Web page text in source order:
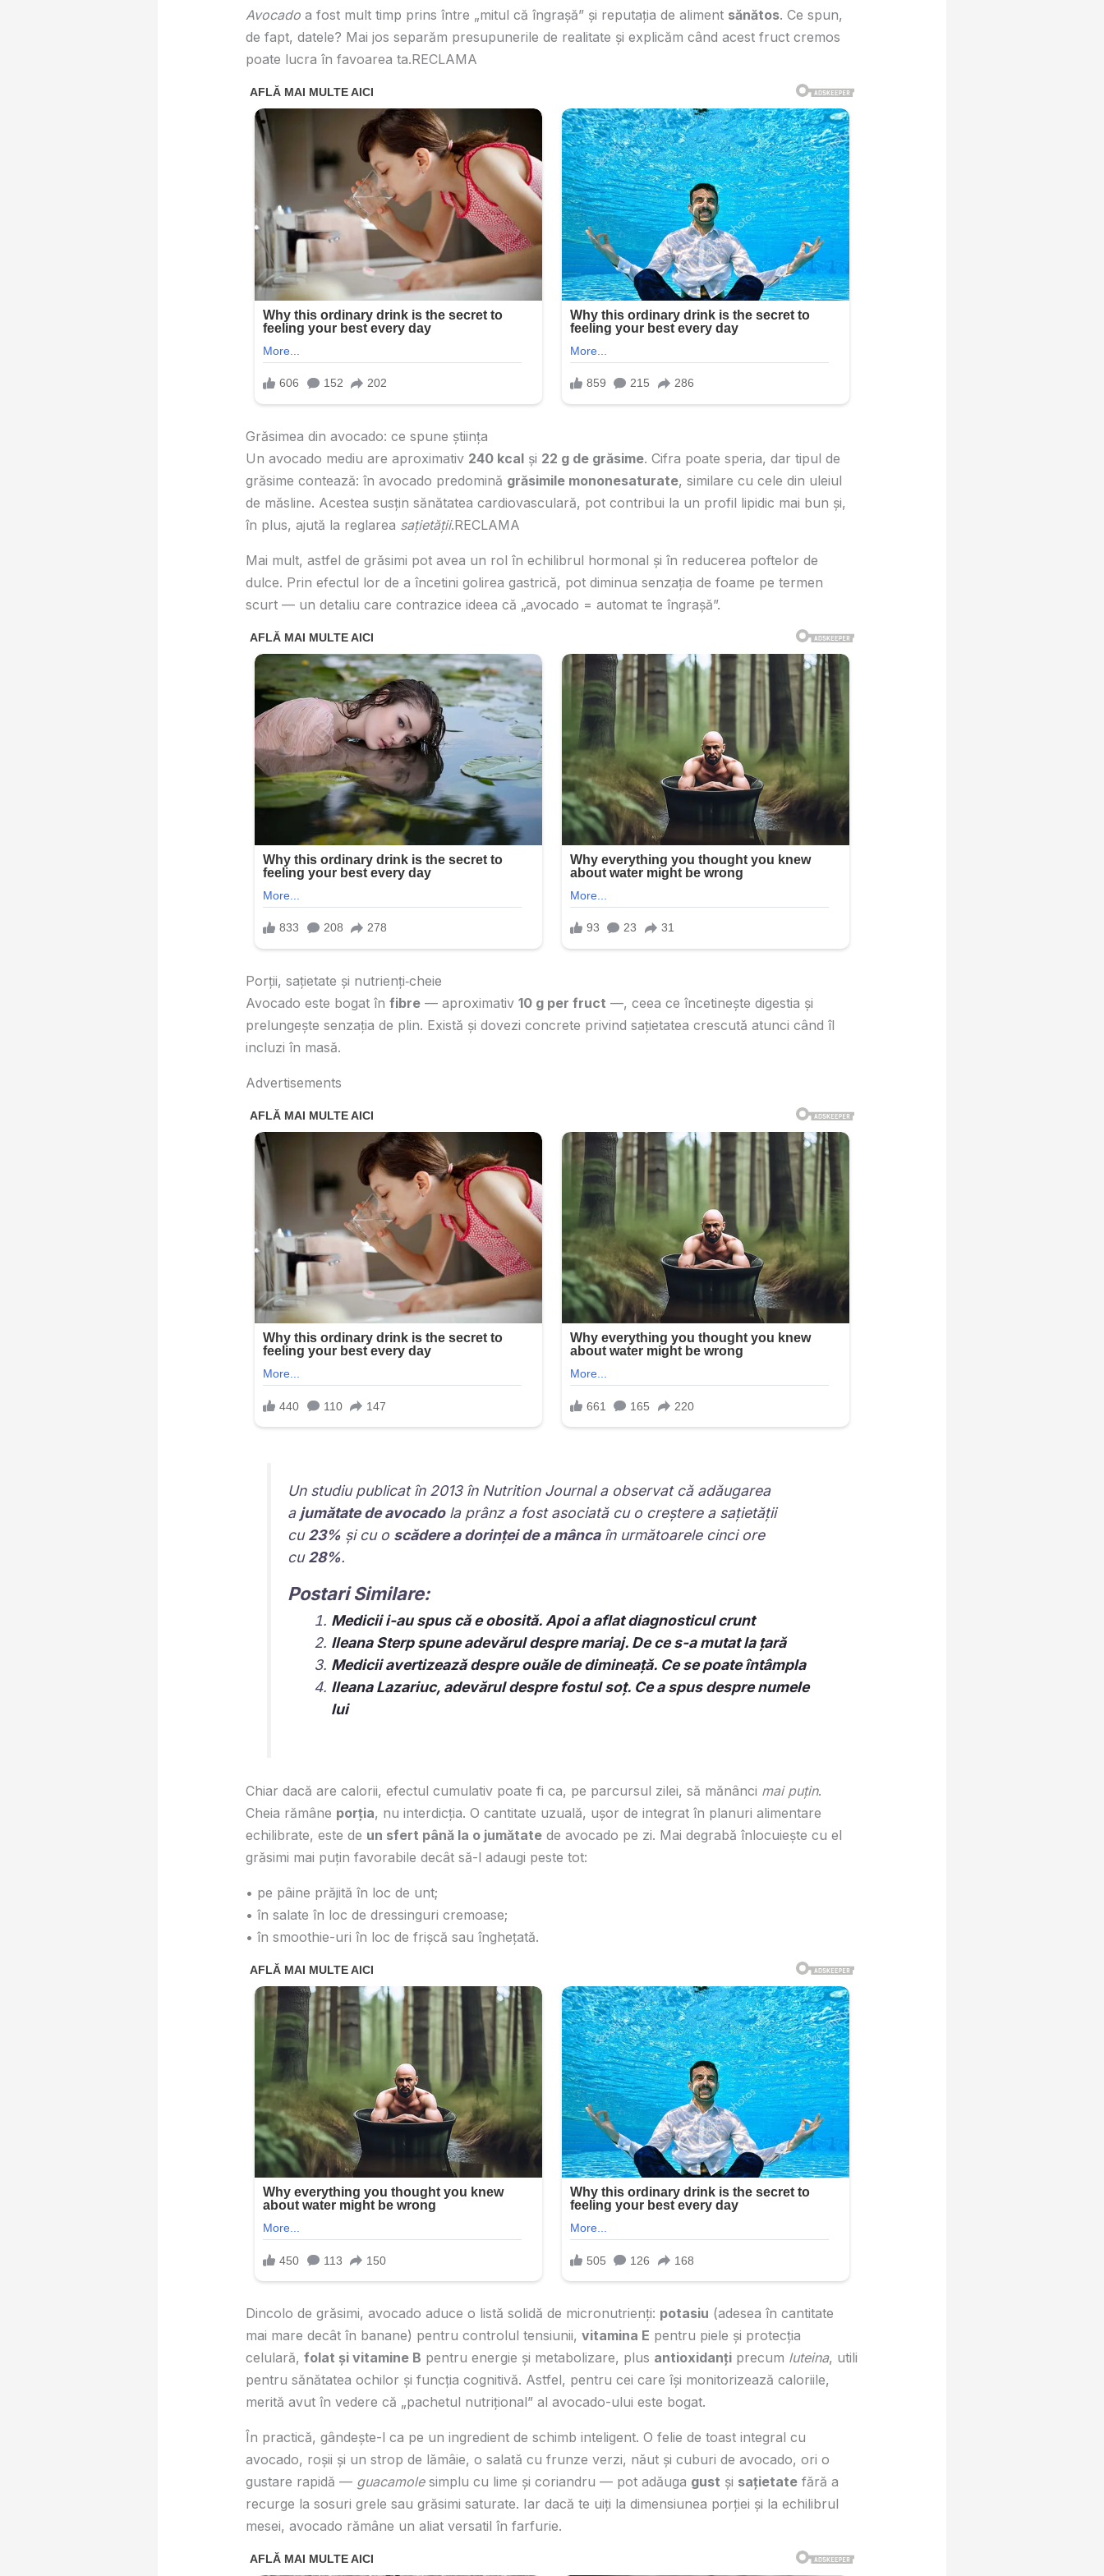
Avocadoa fost mult timp prins între „mitul că îngrașă” și reputația de aliment sănătos. Ce spun,
de fapt, datele? Mai jos separăm presupunerile de realitate și explicăm când acest fruct cremos
poate lucra în favoarea ta.RECLAMA
Grăsimea din avocado: ce spune știința
Un avocado mediu are aproximativ 240 kcalși 22 g de grăsime. Cifra poate speria, dar tipul de
grăsime contează: în avocado predomină grăsimile mononesaturate, similare cu cele din uleiul
de măsline. Acestea susțin sănătatea cardiovasculară, pot contribui la un profil lipidic mai bun și,
în plus, ajută la reglarea sațietății.RECLAMA
Mai mult, astfel de grăsimi pot avea un rol în echilibrul hormonal și în reducerea poftelor de
dulce. Prin efectul lor de a încetini golirea gastrică, pot diminua senzația de foame pe termen
scurt — un detaliu care contrazice ideea că „avocado = automat te îngrașă”.
Porții, sațietate și nutrienți‑cheie
Avocado este bogat în fibre— aproximativ 10 g per fruct —, ceea ce încetinește digestia și
prelungește senzația de plin. Există și dovezi concrete privind sațietatea crescută atunci când îl
incluzi în masă.
Advertisements
Un studiu publicat în 2013 în Nutrition Journal a observat că adăugarea
a jumătate de avocadola prânz a fost asociată cu o creștere a sațietății
cu23% și cu o scădere a dorinței de a mâncaîn următoarele cinci ore
cu28%.
Postari Similare:
Medicii i-au spus că e obosită. Apoi a aflat diagnosticul crunt
Ileana Sterp spune adevărul despre mariaj. De ce s-a mutat la țară
Medicii avertizează despre ouăle de dimineață. Ce se poate întâmpla
Ileana Lazariuc, adevărul despre fostul soț. Ce a spus despre numele
lui
Chiar dacă are calorii, efectul cumulativ poate fi ca, pe parcursul zilei, să mănânci mai puțin.
Cheia rămâne porția, nu interdicția. O cantitate uzuală, ușor de integrat în planuri alimentare
echilibrate, este de un sfert până la o jumătatede avocado pe zi. Mai degrabă înlocuiește cu el
grăsimi mai puțin favorabile decât să-l adaugi peste tot:
• pe pâine prăjită în loc de unt;
• în salate în loc de dressinguri cremoase;
• în smoothie-uri în loc de frișcă sau înghețată.
Dincolo de grăsimi, avocado aduce o listă solidă de micronutrienți: potasiu (adesea în cantitate
mai mare decât în banane) pentru controlul tensiunii, vitamina E pentru piele și protecția
celulară, folat și vitamine B pentru energie și metabolizare, plus antioxidanțiprecum luteina, utili
pentru sănătatea ochilor și funcția cognitivă. Astfel, pentru cei care își monitorizează caloriile,
merită avut în vedere că „pachetul nutrițional” al avocado-ului este bogat.
În practică, gândește-l ca pe un ingredient de schimb inteligent. O felie de toast integral cu
avocado, roșii și un strop de lămâie, o salată cu frunze verzi, năut și cuburi de avocado, ori o
gustare rapidă — guacamolesimplu cu lime și coriandru — pot adăuga gust și sațietatefără a
recurge la sosuri grele sau grăsimi saturate. Iar dacă te uiți la dimensiunea porției și la echilibrul
mesei, avocado rămâne un aliat versatil în farfurie.